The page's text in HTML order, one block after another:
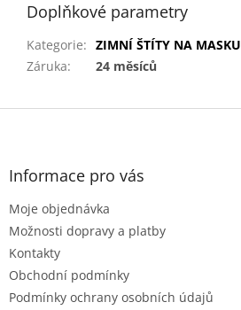
Doplňkové parametry
Kategorie: ZIMNÍ ŠTÍTY NA MASKU
Záruka: 24 měsíců
Z
Informace pro vás
Moje objednávka
Možnosti dopravy a platby
Kontakty
Obchodní podmínky
Podmínky ochrany osobních údajů